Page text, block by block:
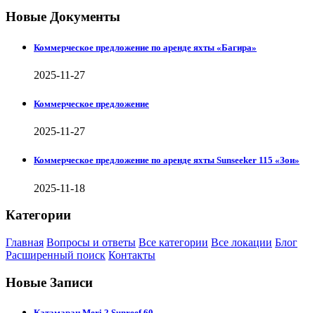
Новые Документы
Коммерческое предложение по аренде яхты «Багира»
2025-11-27
Коммерческое предложение
2025-11-27
Коммерческое предложение по аренде яхты Sunseeker 115 «Зои»
2025-11-18
Категории
Главная Вопросы и ответы Все категории Все локации Блог
Расширенный поиск Контакты
Новые Записи